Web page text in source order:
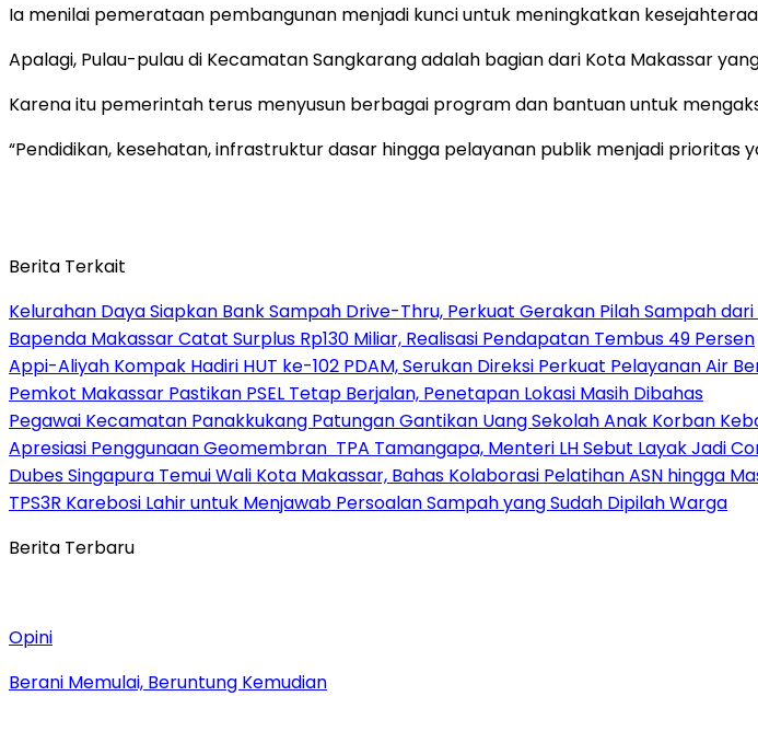
Ia menilai pemerataan pembangunan menjadi kunci untuk meningkatkan
Apalagi, Pulau-pulau di Kecamatan Sangkarang adalah bagian dari Kota Makassar
Karena itu pemerintah terus menyusun berbagai program dan bantuan untuk
“Pendidikan, kesehatan, infrastruktur dasar hingga pelayanan publik menjadi prioritas
Berita Terkait
Kelurahan Daya Siapkan Bank Sampah Drive-Thru, Perkuat Gerakan Pilah Sampah dari
Bapenda Makassar Catat Surplus Rp130 Miliar, Realisasi Pendapatan Tembus 49 Persen
Appi-Aliyah Kompak Hadiri HUT ke-102 PDAM, Serukan Direksi Perkuat Pelayanan Air
Pemkot Makassar Pastikan PSEL Tetap Berjalan, Penetapan Lokasi Masih Dibahas
Pegawai Kecamatan Panakkukang Patungan Gantikan Uang Sekolah Anak Korban
Apresiasi Penggunaan Geomembran TPA Tamangapa, Menteri LH Sebut Layak Jadi
Dubes Singapura Temui Wali Kota Makassar, Bahas Kolaborasi Pelatihan ASN hingga
TPS3R Karebosi Lahir untuk Menjawab Persoalan Sampah yang Sudah Dipilah Warga
Berita Terbaru
Opini
Berani Memulai, Beruntung Kemudian